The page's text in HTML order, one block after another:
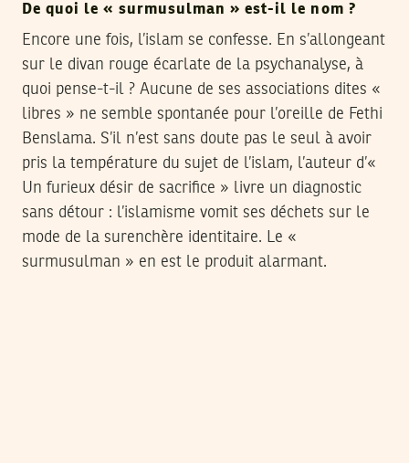
De quoi le « surmusulman » est-il le nom ?
Encore une fois, l’islam se confesse. En s’allongeant
sur le divan rouge écarlate de la psychanalyse, à
quoi pense-t-il ? Aucune de ses associations dites «
libres » ne semble spontanée pour l’oreille de Fethi
Benslama. S’il n’est sans doute pas le seul à avoir
pris la température du sujet de l’islam, l’auteur d’«
Un furieux désir de sacrifice » livre un diagnostic
sans détour : l’islamisme vomit ses déchets sur le
mode de la surenchère identitaire. Le «
surmusulman » en est le produit alarmant.